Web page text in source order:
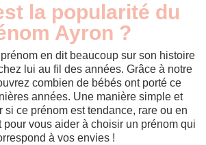
la popularité du
Ayron ?
prénom en dit beaucoup sur son histoire
lui au fil des années. Grâce à notre
combien de bébés ont porté ce
années. Une manière simple et
si ce prénom est tendance, rare ou en
pour vous aider à choisir un prénom qui
à vos envies !